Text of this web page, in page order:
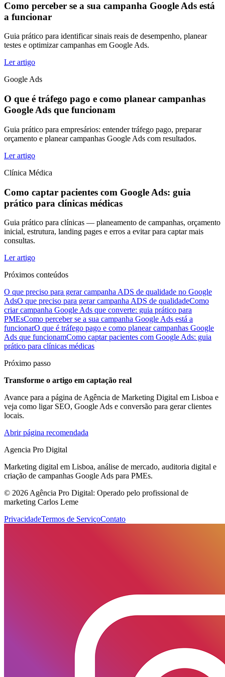
Como perceber se a sua campanha Google Ads está
a funcionar
Guia prático para identificar sinais reais de desempenho, planear
testes e optimizar campanhas em Google Ads.
Ler artigo
Google Ads
O que é tráfego pago e como planear campanhas
Google Ads que funcionam
Guia prático para empresários: entender tráfego pago, preparar
orçamento e planear campanhas Google Ads com resultados.
Ler artigo
Clínica Médica
Como captar pacientes com Google Ads: guia
prático para clínicas médicas
Guia prático para clínicas — planeamento de campanhas, orçamento
inicial, estrutura, landing pages e erros a evitar para captar mais
consultas.
Ler artigo
Próximos conteúdos
O que preciso para gerar campanha ADS de qualidade no Google
AdsO que preciso para gerar campanha ADS de qualidadeComo
criar campanha Google Ads que converte: guia prático para
PMEsComo perceber se a sua campanha Google Ads está a
funcionarO que é tráfego pago e como planear campanhas Google
Ads que funcionamComo captar pacientes com Google Ads: guia
prático para clínicas médicas
Próximo passo
Transforme o artigo em captação real
Avance para a página de Agência de Marketing Digital em Lisboa e
veja como ligar SEO, Google Ads e conversão para gerar clientes
locais.
Abrir página recomendada
Agencia Pro Digital
Marketing digital em Lisboa, análise de mercado, auditoria digital e
criação de campanhas Google Ads para PMEs.
© 2026 Agência Pro Digital: Operado pelo profissional de
marketing Carlos Leme
PrivacidadeTermos de ServiçoContato